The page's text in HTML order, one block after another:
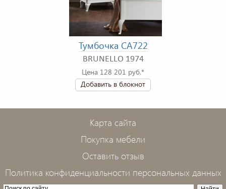
Тумбочка CA722
BRUNELLO 1974
Цена 128 201 руб.*
Добавить в блокнот
Карта сайта
Покупка мебели
Оставить отзыв
Политика конфиденциальности персональных данных